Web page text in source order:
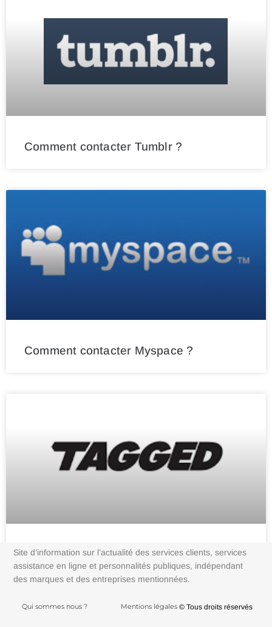
Comment contacter Tumblr ?
Comment contacter Myspace ?
Comment contacter Tagged ?
Site d’information sur l’actualité des services clients, services
assistance en ligne et personnalités publiques, indépendant
des marques et des entreprises mentionnées.
Qui sommes nous ? Mentions légales © Tous droits réservés